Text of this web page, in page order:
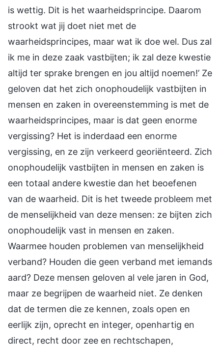
is wettig. Dit is het waarheidsprincipe. Daarom
strookt wat jij doet niet met de
waarheidsprincipes, maar wat ik doe wel. Dus zal
ik me in deze zaak vastbijten; ik zal deze kwestie
altijd ter sprake brengen en jou altijd noemen!’ Ze
geloven dat het zich onophoudelijk vastbijten in
mensen en zaken in overeenstemming is met de
waarheidsprincipes, maar is dat geen enorme
vergissing? Het is inderdaad een enorme
vergissing, en ze zijn verkeerd georiënteerd. Zich
onophoudelijk vastbijten in mensen en zaken is
een totaal andere kwestie dan het beoefenen
van de waarheid. Dit is het tweede probleem met
de menselijkheid van deze mensen: ze bijten zich
onophoudelijk vast in mensen en zaken.
Waarmee houden problemen van menselijkheid
verband? Houden die geen verband met iemands
aard? Deze mensen geloven al vele jaren in God,
maar ze begrijpen de waarheid niet. Ze denken
dat de termen die ze kennen, zoals open en
eerlijk zijn, oprecht en integer, openhartig en
direct, recht door zee en rechtschapen,